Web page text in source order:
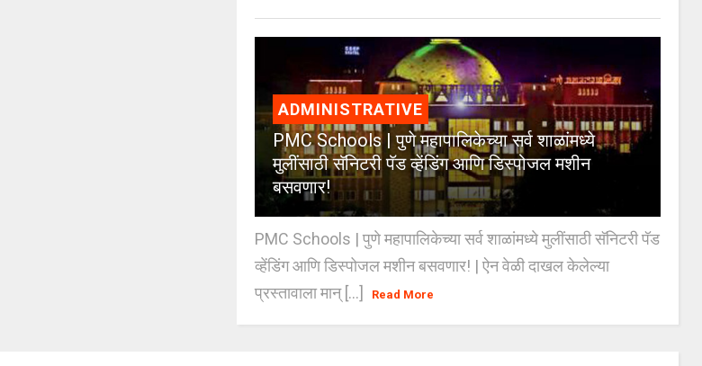
ADMINISTRATIVE
PMC Schools | पुणे महापालिकेच्या सर्व शाळांमध्ये
मुलींसाठी सॅनिटरी पॅड व्हेंडिंग आणि डिस्पोजल मशीन
बसवणार!
PMC Schools | पुणे महापालिकेच्या सर्व शाळांमध्ये मुलींसाठी सॅनिटरी पॅड
व्हेंडिंग आणि डिस्पोजल मशीन बसवणार! | ऐन वेळी दाखल केलेल्या
प्रस्तावाला मान् [...]
Read More